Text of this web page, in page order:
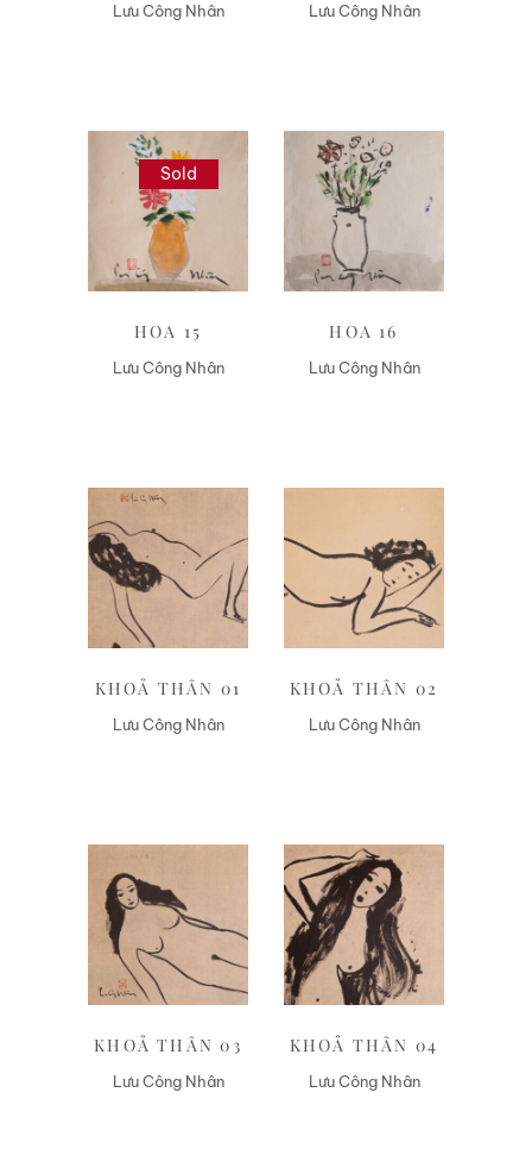
Lưu Công Nhân Lưu Công Nhân
Sold
Liên hệ
HOA 15
Lưu Công Nhân
Liên hệ
HOA 16
Lưu Công Nhân
Liên hệ
KHOẢ THÂN 01
Lưu Công Nhân
Liên hệ
KHOẢ THÂN 02
Lưu Công Nhân
KHOẢ THÂN 03
Lưu Công Nhân
Liên hệ
KHOẢ THÂN 04
Lưu Công Nhân